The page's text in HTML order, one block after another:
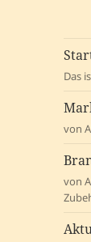
Das
von
von